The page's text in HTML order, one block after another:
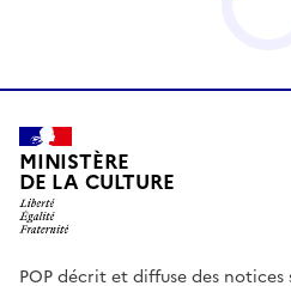
MINISTÈRE
DE LA CULTURE
POP décrit et diffuse des